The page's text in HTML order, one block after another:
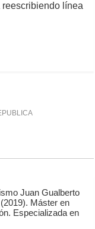
reescribiendo línea
Juan Gualberto
Máster en
Especializada en